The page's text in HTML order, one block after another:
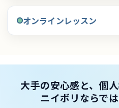
オンラインレッスン
大手の安心感と、個
ニイボリならで